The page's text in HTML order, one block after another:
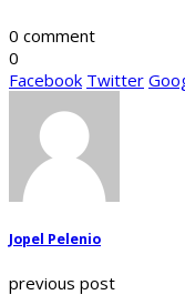
0 comment
0
Facebook Twitter
Jopel Pelenio
previous post